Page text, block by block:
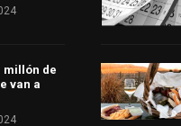
millón de
van a